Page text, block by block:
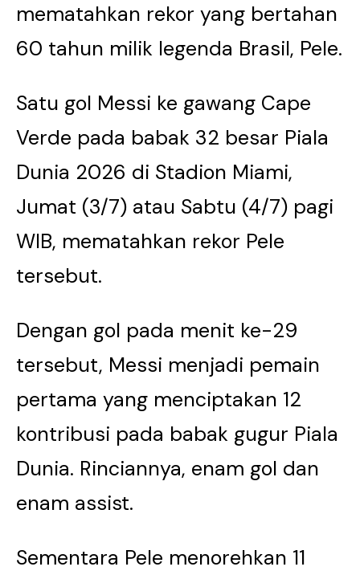
mematahkan rekor yang bertahan
60 tahun milik legenda Brasil, Pele.
Satu gol Messi ke gawang Cape
Verde pada babak 32 besar Piala
Dunia 2026 di Stadion Miami,
Jumat (3/7) atau Sabtu (4/7) pagi
WIB, mematahkan rekor Pele
tersebut.
Dengan gol pada menit ke-29
tersebut, Messi menjadi pemain
pertama yang menciptakan 12
kontribusi pada babak gugur Piala
Dunia. Rinciannya, enam gol dan
enam assist.
Sementara Pele menorehkan 11